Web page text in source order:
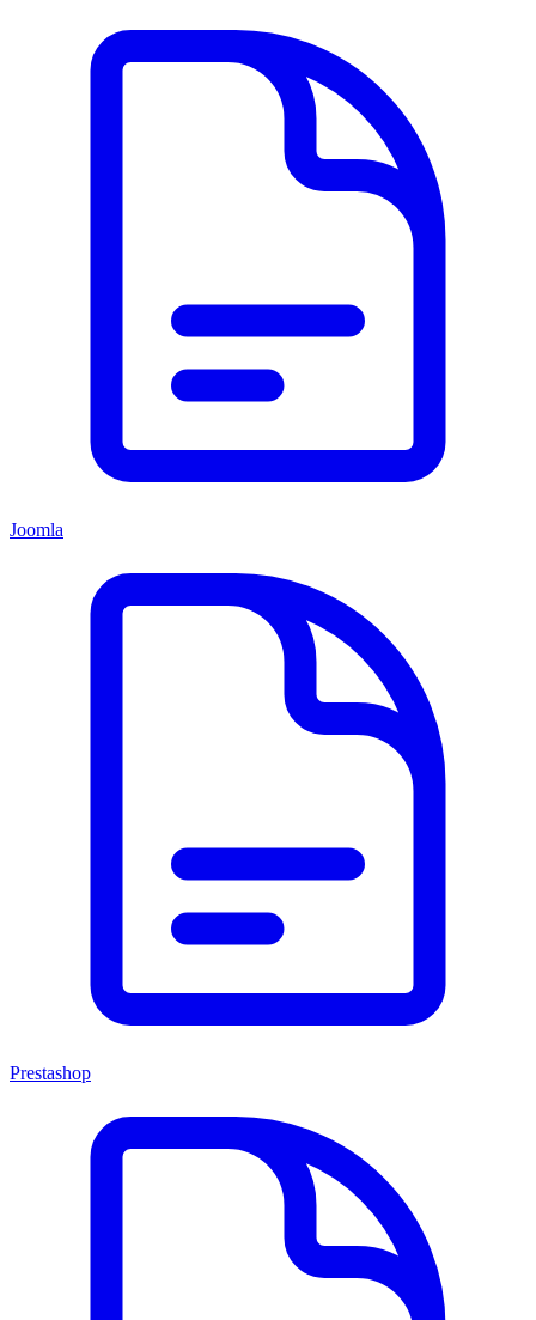
Joomla
Prestashop